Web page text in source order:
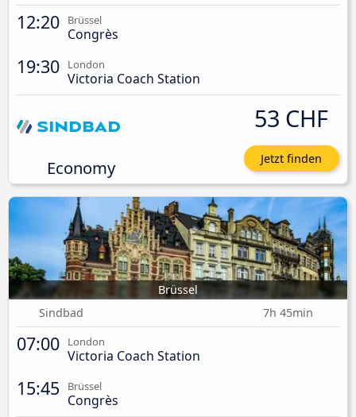
12:20 Brüssel
Congrès
19:30 London
Victoria Coach Station
Economy
53 CHF
Jetzt finden
Brüssel
Sindbad
7h 45min
07:00 London
Victoria Coach Station
15:45 Brüssel
Congrès